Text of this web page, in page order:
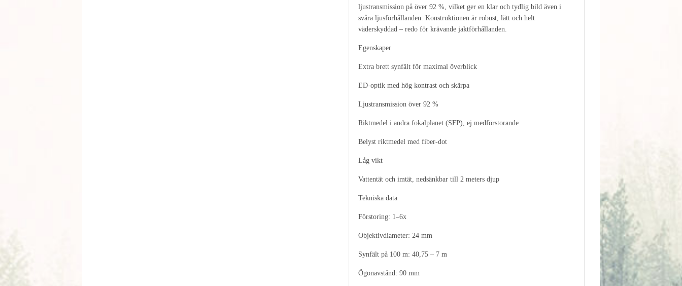
ljustransmission på över 92 %, vilket ger en klar och tydlig bild även i
svåra ljusförhållanden. Konstruktionen är robust, lätt och helt
väderskyddad – redo för krävande jaktförhållanden.
Egenskaper
Extra brett synfält för maximal överblick
ED-optik med hög kontrast och skärpa
Ljustransmission över 92 %
Riktmedel i andra fokalplanet (SFP), ej medförstorande
Belyst riktmedel med fiber-dot
Låg vikt
Vattentät och imtät, nedsänkbar till 2 meters djup
Tekniska data
Förstoring: 1–6x
Objektivdiameter: 24 mm
Synfält på 100 m: 40,75 – 7 m
Ögonavstånd: 90 mm